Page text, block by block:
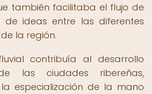
también facilitaba el flujo de
de ideas entre las diferentes
la región.
contribuía al desarrollo
las ciudades ribereñas,
especialización de la mano